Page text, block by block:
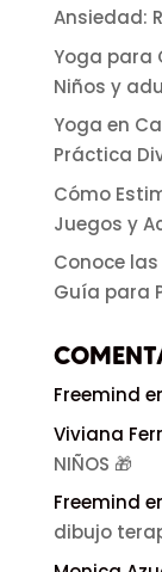
Ansiedad:
Yoga para
Niños y
Yoga en
Práctica
Cómo
Juegos y
Conoce
Guía para
Freemind
Viviana
NIÑOS 🎁
Freemind
dibujo